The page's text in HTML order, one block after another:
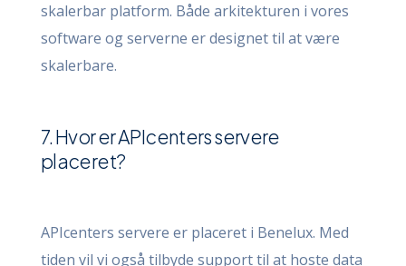
skalerbar platform. Både arkitekturen i vores
software og serverne er designet til at være
skalerbare.
7. Hvor er APIcenters servere
placeret?
APIcenters servere er placeret i Benelux. Med
tiden vil vi også tilbyde support til at hoste data